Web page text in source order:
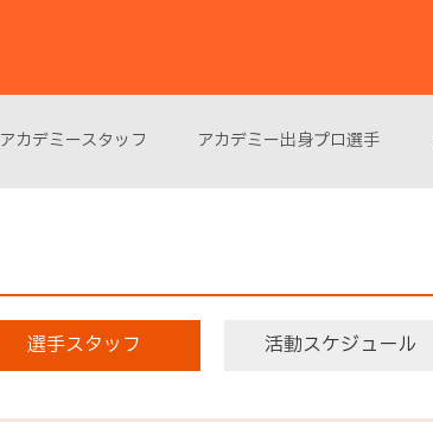
アカデミースタッフ アカデミー出身プロ選手
選手スタッフ 活動スケジュール